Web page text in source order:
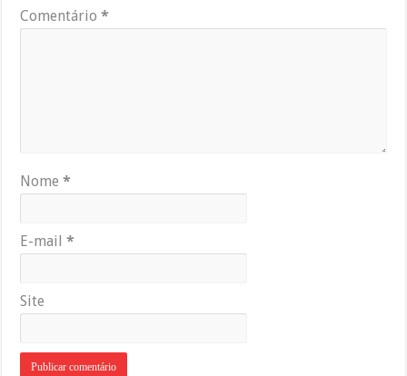
Comentário*
Nome*
E-mail*
Site